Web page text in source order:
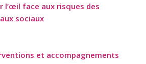
l’œil face aux risques des
sociaux
et accompagnements